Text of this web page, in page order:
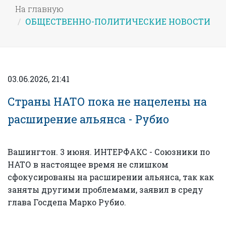
На главную
ОБЩЕСТВЕННО-ПОЛИТИЧЕСКИЕ НОВОСТИ
03.06.2026, 21:41
Страны НАТО пока не нацелены на
расширение альянса - Рубио
Вашингтон. 3 июня. ИНТЕРФАКС - Союзники по
НАТО в настоящее время не слишком
сфокусированы на расширении альянса, так как
заняты другими проблемами, заявил в среду
глава Госдепа Марко Рубио.